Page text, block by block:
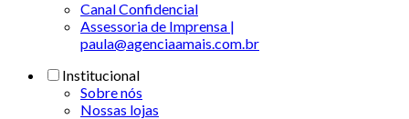
Canal Confidencial
Assessoria de Imprensa |
paula@agenciaamais.com.br
Institucional
Sobre nós
Nossas lojas